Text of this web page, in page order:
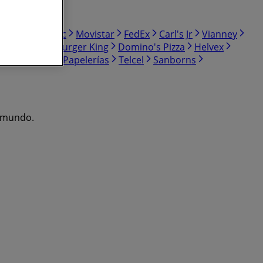
Interceramic Movistar FedEx Carl's Jr
Vianney
Burger King Domino's Pizza
Helvex
Tony Super Papelerías Telcel
Sanborns